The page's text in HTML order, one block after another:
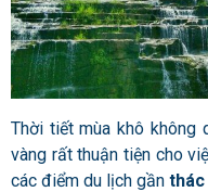
Thời tiết mùa khô không
vàng rất thuận tiện cho
các điểm du lịch gần thác